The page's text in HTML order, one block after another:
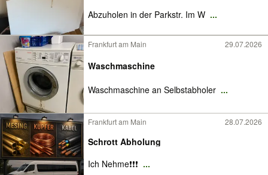
Abzuholen in der Parkstr. Im W ...
Frankfurt am Main 29.07.2026
Waschmaschine
Waschmaschine an Selbstabholer ...
Frankfurt am Main 28.07.2026
Schrott Abholung
Ich Nehme❗️❗️❗️ ...